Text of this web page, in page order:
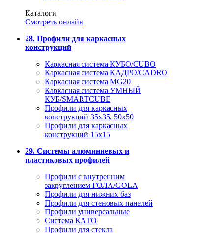
Каталоги
Смотреть онлайн
28. Профили для каркасных
конструкций
Каркасная система КУБО/CUBO
Каркасная система КАДРО/CADRO
Каркасная система MG20
Каркасная система УМНЫЙ
КУБ/SMARTCUBE
Профили для каркасных
конструкций 35x35, 50x50
Профили для каркасных
конструкций 15х15
29. Системы алюминиевых и
пластиковых профилей
Профили с внутренним
закруглением ГОЛА/GOLA
Профили для нижних баз
Профили для стеновых панелей
Профили универсальные
Система КАТО
Профили для стекла